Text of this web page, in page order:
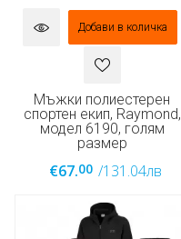
Добави в количка
Мъжки полиестерен
спортен екип, Raymond,
модел 6190, голям
размер
€67.00 /131.04лв